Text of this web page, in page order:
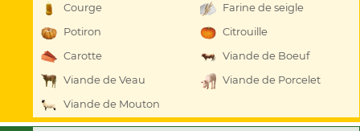
Courge
Farine de seigle
Potiron
Citrouille
Carotte
Viande de Boeuf
Viande de Veau
Viande de Porcelet
Viande de Mouton